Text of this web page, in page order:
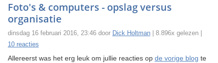
Foto's & computers - opslag versus
organisatie
dinsdag 16 februari 2016, 23:46 door Dick Holtman| 8.896x gelezen |
10 reacties
Allereerst was het erg leuk om jullie reacties op de vorige blog te